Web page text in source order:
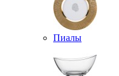
Пиалы